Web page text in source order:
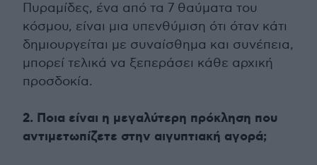
Πυραμίδες, ένα από τα 7 θαύματα του
κόσμου, είναι μια υπενθύμιση ότι όταν κάτι
δημιουργείται με συναίσθημα και συνέπεια,
μπορεί τελικά να ξεπεράσει κάθε αρχική
προσδοκία.
2. Ποια είναι η μεγαλύτερη πρόκληση που
αντιμετωπίζετε στην αιγυπτιακή αγορά;